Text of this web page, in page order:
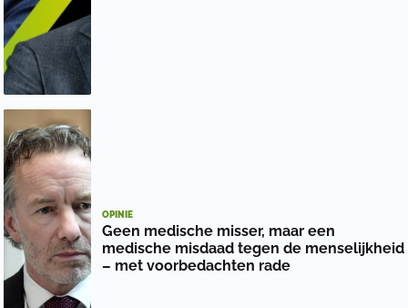
OPINIE
Geen medische misser, maar een
medische misdaad tegen de menselijkheid
– met voorbedachten rade